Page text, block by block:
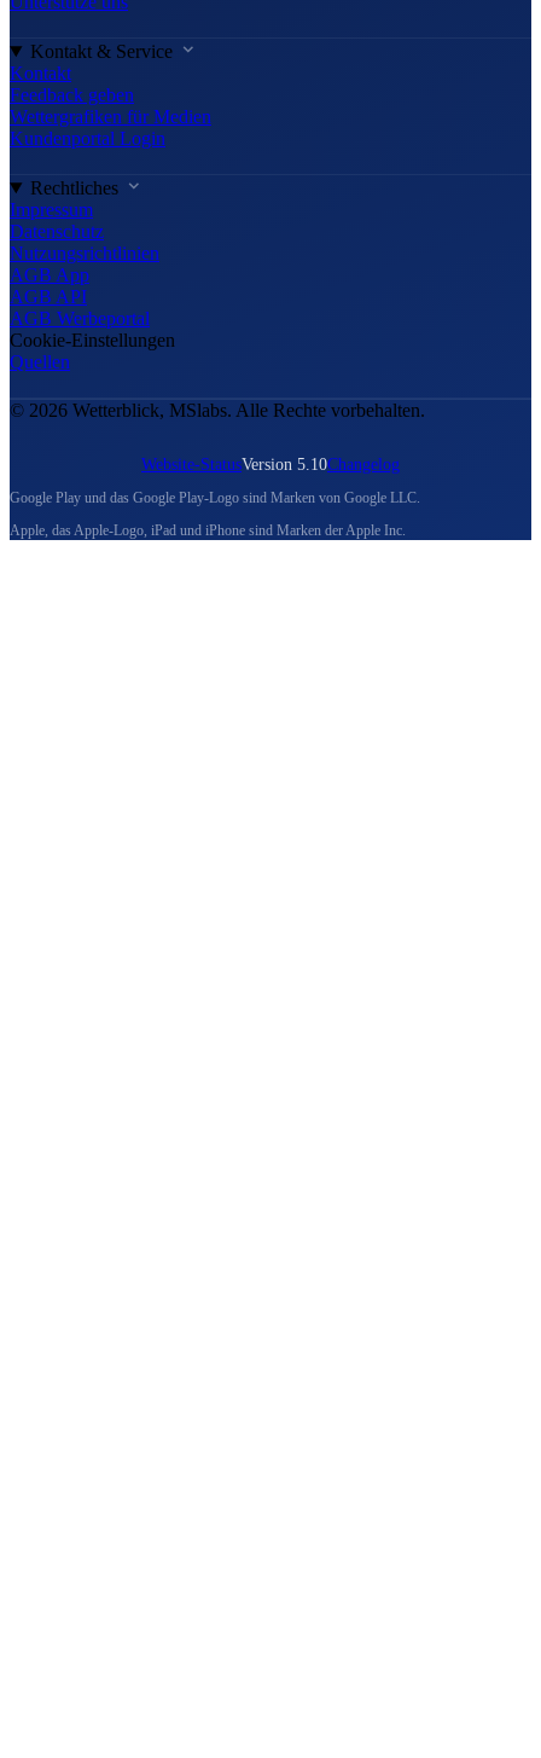
Kontakt & Service
Kontakt
Feedback geben
Wettergrafiken für Medien
Kundenportal Login
Rechtliches
Impressum
Datenschutz
Nutzungsrichtlinien
AGB App
AGB API
AGB Werbeportal
Cookie-Einstellungen
Quellen
© 2026 Wetterblick, MSlabs. Alle Rechte vorbehalten.
Website-StatusVersion 5.10Changelog
Google Play und das Google Play-Logo sind Marken von Google LLC.
Apple, das Apple-Logo, iPad und iPhone sind Marken der Apple Inc.